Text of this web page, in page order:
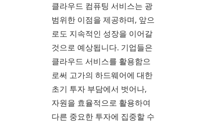
클라우드 컴퓨팅 서비스는 광
범위한 이점을 제공하며, 앞으
로도 지속적인 성장을 이어갈
것으로 예상됩니다. 기업들은
클라우드 서비스를 활용함으
로써 고가의 하드웨어에 대한
초기 투자 부담에서 벗어나,
자원을 효율적으로 활용하여
다른 중요한 투자에 집중할 수